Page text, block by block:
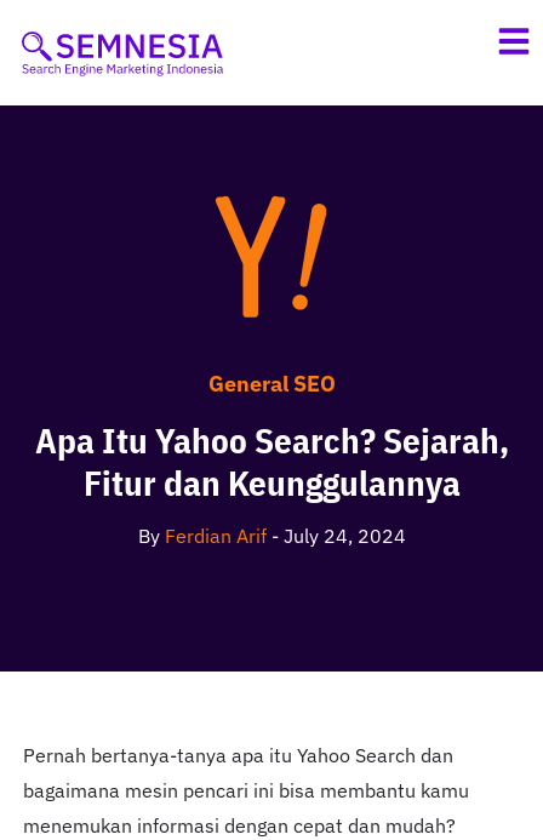
General SEO
Apa Itu Yahoo Search? Sejarah,
Fitur dan Keunggulannya
By Ferdian Arif -July 24, 2024
Pernah bertanya-tanya apa itu Yahoo Search dan
bagaimana mesin pencari ini bisa membantu kamu
menemukan informasi dengan cepat dan mudah?